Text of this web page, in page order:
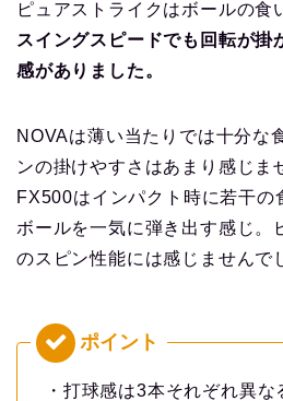
ピュアストライクはボールの食
スイングスピードでも回転が掛
感がありました。
NOVAは薄い当たりでは十分な
ンの掛けやすさはあまり感じま
FX500はインパクト時に若干の
ボールを一気に弾き出す感じ。
のスピン性能には感じませんで
・打球感は3本それぞれ異な